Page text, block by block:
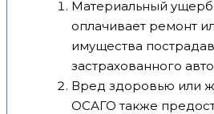
Материальный
оплачивает ремонт
имущества
застрахованного
Вред здоровью или
ОСАГО также